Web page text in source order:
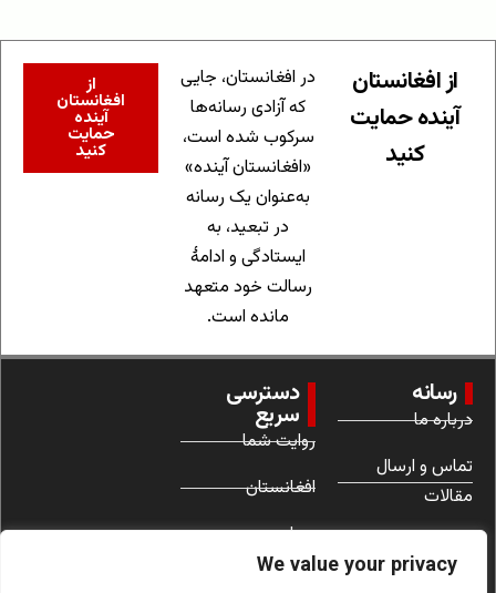
We value your privacy
از افغانستان
آینده حمایت
کنید
در افغانستان، جایی
که آزادی رسانه‌ها
سرکوب شده است،
«افغانستان آینده»
به‌عنوان یک رسانه
در تبعید، به
ایستادگی و ادامهٔ
رسالت خود متعهد
مانده است.
از
افغانستان
آینده
حمایت
کنید
رسانه
درباره ما
تماس و ارسال
مقالات
دسترسی
سریع
روایت شما
افغانستان
جهان